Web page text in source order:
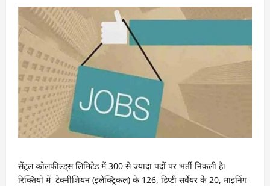
सेंट्रल कोलफील्ड्स लिमिटेड में 300 से ज्यादा पदों पर भर्ती निकली है।
रिक्तियों में टेक्नीशियन (इलेक्ट्रिकल) के 126, डिप्टी सर्वेयर के 20, माइनिंग